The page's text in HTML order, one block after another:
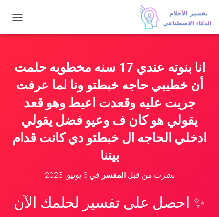
ب
ا
ت
انا بنوته عندي 17 سنه مخطوبه حلمت
أن خطيبي حاجه خبطتو ونا لما عرفت
جريت عليه وقعدت اعيط وهو قعد
يقولي هو كان ف وعيو فضل يقولي
ادخلي الحاجه ال خبطتو دي كانت قدام
بيتنا
نشرت من قبلالمفسر في 3 يونيو، 2023
✨ احصل على تفسير لحلمك الآن